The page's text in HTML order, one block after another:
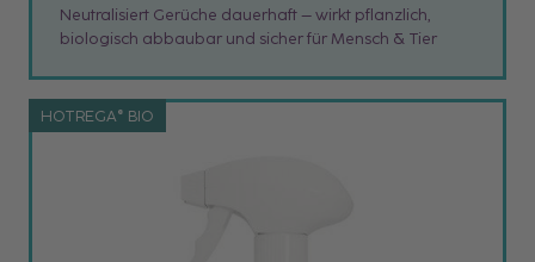
Neutralisiert Gerüche dauerhaft – wirkt pflanzlich,
biologisch abbaubar und sicher für Mensch & Tier
HOTREGA® BIO